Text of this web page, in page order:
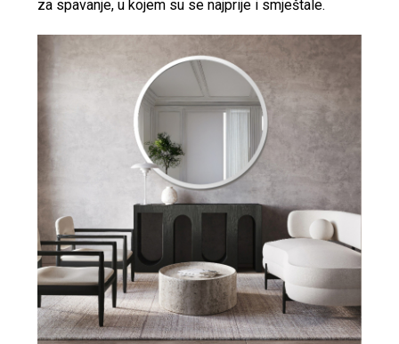
za spavanje, u kojem su se najprije i smještale.